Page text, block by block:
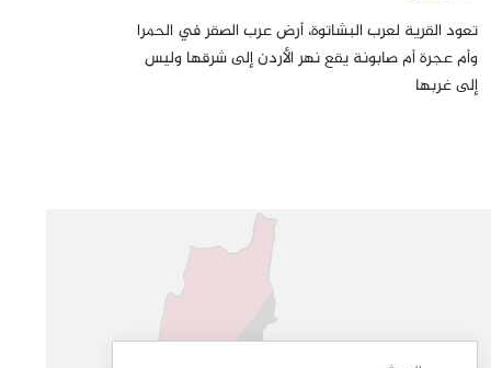
تعود القرية لعرب البشاتوة، أرض عرب الصقر في الحمرا
وأم عجرة أم صابونة يقع نهر الأردن إلى شرقها وليس
إلى غربها